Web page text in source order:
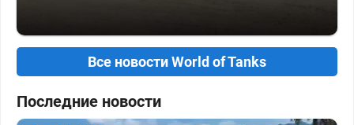
Все новости World of Tanks
Последние новости